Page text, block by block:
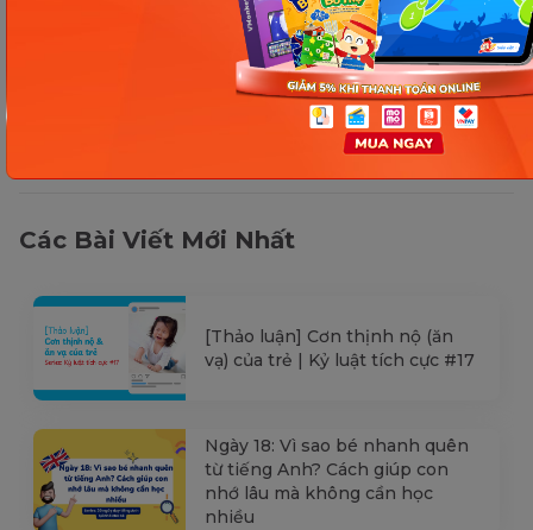
Các Bài Viết Mới Nhất
[Thảo luận] Cơn thịnh nộ (ăn
vạ) của trẻ | Kỷ luật tích cực #17
Ngày 18: Vì sao bé nhanh quên
từ tiếng Anh? Cách giúp con
nhớ lâu mà không cần học
nhiều